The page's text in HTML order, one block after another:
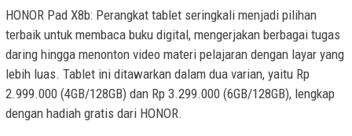
HONOR Pad X8b: Perangkat tablet seringkali menjadi pilihan
terbaik untuk membaca buku digital, mengerjakan berbagai tugas
daring hingga menonton video materi pelajaran dengan layar yang
lebih luas. Tablet ini ditawarkan dalam dua varian, yaitu Rp
2.999.000 (4GB/128GB) dan Rp 3.299.000 (6GB/128GB), lengkap
dengan hadiah gratis dari HONOR.